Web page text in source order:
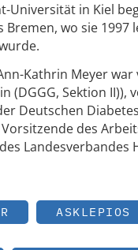
Universität in Kiel
wo sie
Kathrin Meyer war
Sektion II)),
Deutschen
des
Landesverbandes
ASKLEPIOS